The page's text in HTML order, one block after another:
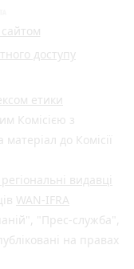
доступу
етики
Комісією з
до Комісії
видавці
WAN-IFRA
"Прес-служба",
на правах